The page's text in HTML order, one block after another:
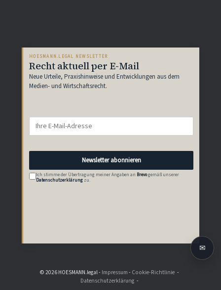
HOESMANN.LEGAL NEWSLETTER
Recht aktuell per E-Mail
Neue Urteile, Praxishinweise und Entwicklungen aus dem
Medien- und Wirtschaftsrecht.
Mail-
Adresse
Newsletter abonnieren
Ich stimme der Übertragung meiner Angaben an Brevogemäß unserer
Datenschutzerklärung zu.
© 2026 HOESMANN.legal - Impressum- Cookie-Richtlinie
Datenschutzerklärung
✉